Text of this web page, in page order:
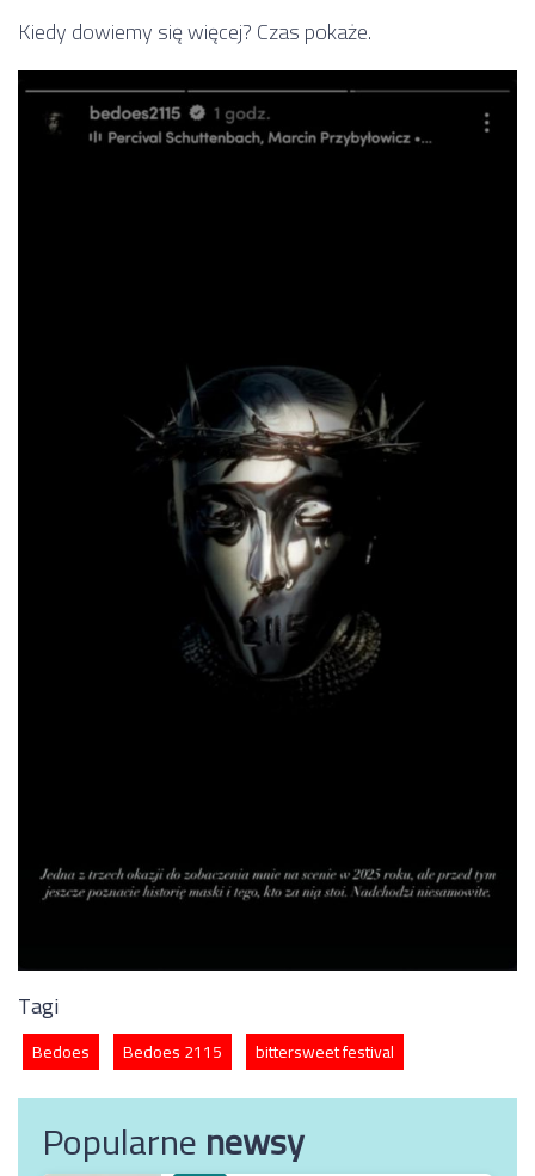
Kiedy dowiemy się więcej? Czas pokaże.
Tagi
Bedoes Bedoes 2115 bittersweet festival
Popularnenewsy